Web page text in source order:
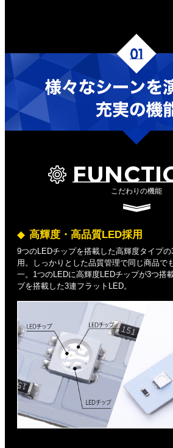
こだわりの機能
高輝度・高品質LED採用
9つのLEDチップを搭載した高輝度タイプ
用。しっかりとした品質管理で同じ商品で
一。1つのLEDに高輝度LEDチップが3つ搭
プを搭載した3連フラットLED。